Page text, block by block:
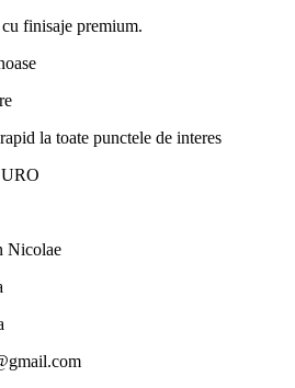
finisaje premium.
la toate punctele de interes
Nicolae